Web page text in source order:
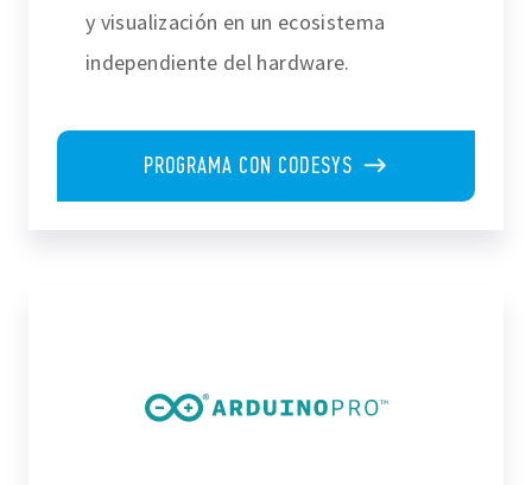
y visualización en un ecosistema
independiente del hardware.
PROGRAMA CON CODESYS